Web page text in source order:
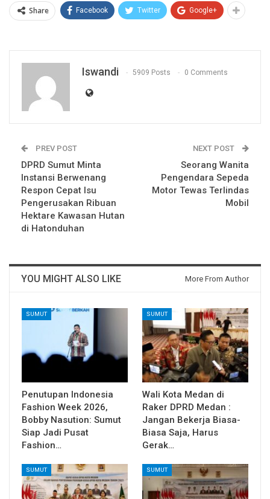
Share Facebook Twitter Google+
Iswandi 5909 Posts 0 Comments
PREV POST
DPRD Sumut Minta
Instansi Berwenang
Respon Cepat Isu
Pengerusakan Ribuan
Hektare Kawasan Hutan
di Hatonduhan
NEXT POST
Seorang Wanita
Pengendara Sepeda
Motor Tewas Terlindas
Mobil
YOU MIGHT ALSO LIKE More From Author
SUMUT
Penutupan Indonesia
Fashion Week 2026,
Bobby Nasution: Sumut
Siap Jadi Pusat
Fashion…
SUMUT
Wali Kota Medan di
Raker DPRD Medan :
Jangan Bekerja Biasa-
Biasa Saja, Harus
Gerak…
SUMUT SUMUT